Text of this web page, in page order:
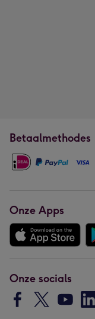
Betaalmethodes
Onze Apps
Onze socials